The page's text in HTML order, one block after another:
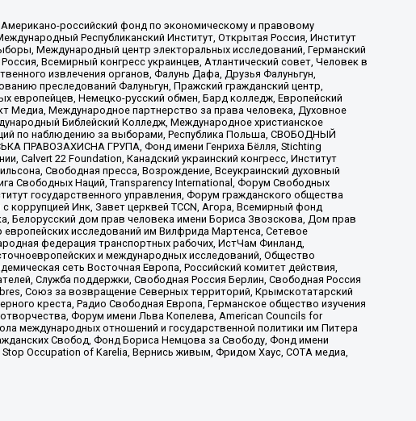
российский фонд по экономическому и правовому
Республиканский Институт, Открытая Россия, Институт
Международный центр электоральных исследований, Германский
Всемирный конгресс украинцев, Атлантический совет, Человек в
извлечения органов, Фалунь Дафа, Друзья Фалуньгун,
преследований Фалуньгун, Пражский гражданский центр,
европейцев, Немецко-русский обмен, Бард колледж, Европейский
Международное партнерство за права человека, Духовное
Библейский Колледж, Международное христианское
по наблюдению за выборами, Республика Польша, СВОБОДНЫЙ
ПРАВОЗАХИСНА ГРУПА, Фонд имени Генриха Бёлля, Stichting
Calvert 22 Foundation, Канадский украинский конгресс, Институт
Свободная пресса, Возрождение, Всеукраинский духовный
Свободных Наций, Transparеncy International, Форум Свободных
государственного управления, Форум гражданского общества
Инк, Завет церквей TCCN, Агора, Всемирный фонд
Белорусский дом прав человека имени Бориса Звозскова, Дом прав
исследований им Вилфрида Мартенса, Сетевое
федерация транспортных рабочих, ИстЧам Финланд,
и международных исследований, Общество
сеть Восточная Европа, Российский комитет действия,
Служба поддержки, Свободная Россия Берлин, Свободная Россия
Союз за возвращение Северных территорий, Крымскотатарский
креста, Радио Свободная Европа, Германское общество изучения
Форум имени Льва Копелева, American Councils for
международных отношений и государственной политики им Питера
Свобод, Фонд Бориса Немцова за Свободу, Фонд имени
Occupation of Karelia, Вернись живым, Фридом Хаус, СОТА медиа,